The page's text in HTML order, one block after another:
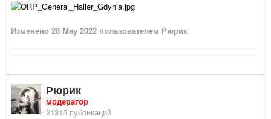
Изменено 28 May 2022 пользователем Рюрик
Рюрик
модератор
21315 публикаций